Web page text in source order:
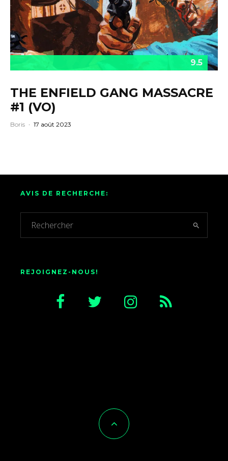
9.5
THE ENFIELD GANG MASSACRE
#1 (VO)
Boris · 17 août 2023
AVIS DE RECHERCHE:
REJOIGNEZ-NOUS!